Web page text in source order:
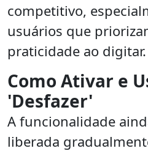
competitivo,
usuários que
praticidade ao digitar.
Como Ativar e
'Desfazer'
A funcionalidade
liberada